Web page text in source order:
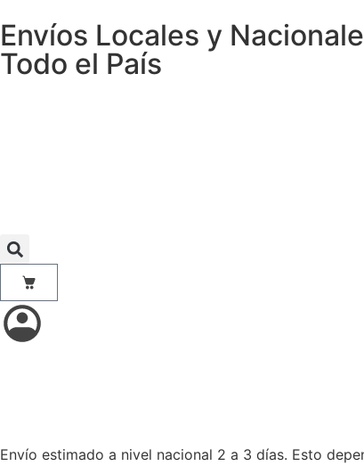
Envíos Locales y
Todo el País
Envío estimado a nivel nacional 2 a 3 días. Esto